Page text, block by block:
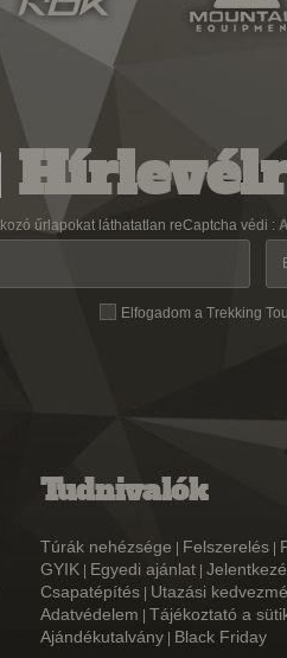
űrlapokat láthatatlan reCaptcha védi :
Elfogadom a Trekking
Tudnivalók
Túrák nehézsége | Felszerelés |
GYIK | Egyedi ajánlat |
Csapatépítés | Utazási
Adatvédelem | Tájékoztató a
Ajándékutalvány | Black Friday